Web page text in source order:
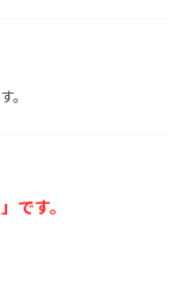
。
です。